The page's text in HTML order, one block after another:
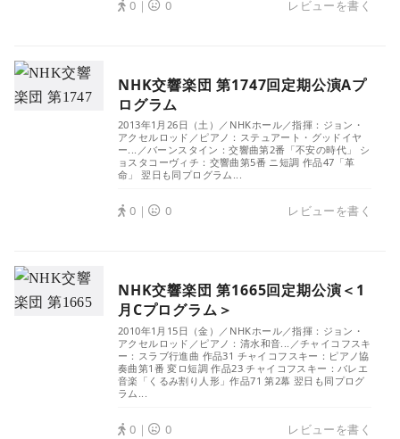
0｜ 0 レビューを書く
NHK交響楽団 第1747回定期公演Aプ
ログラム
2013年1月26日（土）／NHKホール／指揮：ジョン・
アクセルロッド／ピアノ：ステュアート・グッドイヤ
ー...／バーンスタイン：交響曲第2番「不安の時代」 シ
ョスタコーヴィチ：交響曲第5番 ニ短調 作品47「革
命」 翌日も同プログラム...
0｜ 0 レビューを書く
NHK交響楽団 第1665回定期公演＜1
月Cプログラム＞
2010年1月15日（金）／NHKホール／指揮：ジョン・
アクセルロッド／ピアノ：清水和音...／チャイコフスキ
ー：スラブ行進曲 作品31 チャイコフスキー：ピアノ協
奏曲第1番 変ロ短調 作品23 チャイコフスキー：バレエ
音楽「くるみ割り人形」作品71 第2幕 翌日も同プログ
ラム...
0｜ 0 レビューを書く